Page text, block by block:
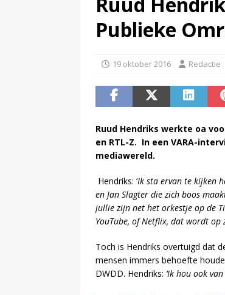
Publieke
19 oktober 2016 Redactie
Ruud Hendriks werkte oa
en RTL-Z. In een VARA-
mediawereld.
Hendriks: ‘Ik sta ervan te kijken
en Jan Slagter die zich boos
jullie zijn net het orkestje op de
YouTube, of Netflix, dat wordt op
Toch is Hendriks overtuigd dat
mensen immers behoefte
DWDD. Hendriks: ‘Ik hou ook